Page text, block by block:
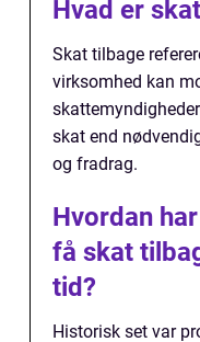
Hvad er
Skat tilbage
virksomhed kan
skat end
og fradrag.
Hvordan
få skat
tid?
Historisk set var